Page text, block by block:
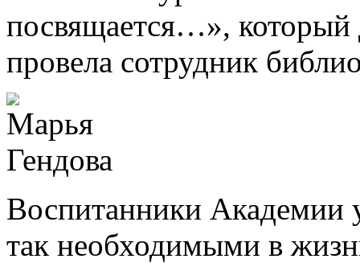
посвящается…», который
провела сотрудник
Воспитанники Академии
так необходимыми в